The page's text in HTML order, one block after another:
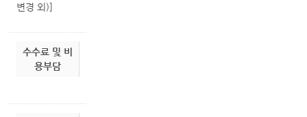
변경 외)]
수수료 및 비
용부담